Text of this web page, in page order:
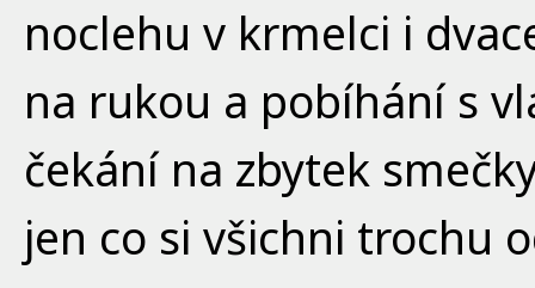
noclehu v krmelci i
na rukou a pobíhání s
čekání na zbytek
jen co si všichni trochu